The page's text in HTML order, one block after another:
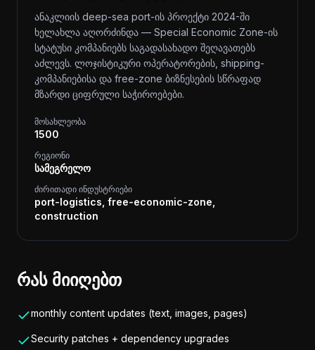
ანაკლიის deep-sea port-ის პროექტი 2024-ში
ხელახლა აღორძინდა — Special Economic Zone-ის
სტატუსი კომპანიებს საგადასახადო შეღავათებს
აძლევს. ლოჯისტიკური ოპერატორების, shipping-
კომპანიებისა და free-zone ბიზნესების სწრაფად
მზარდი ციფრული საჭიროებები.
მოსახლეობა
1500
რეგიონი
სამეგრელო
ძირითადი ინდუსტრიები
port-logistics, free-economic-zone,
construction
რას მიიღებთ
monthly content updates (text, images, pages)
Security patches + dependency upgrades